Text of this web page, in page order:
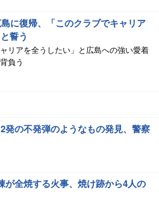
に復帰、「このクラブでキャリア
誓う
リアを全うしたい」と広島への強い愛着
負う
発の不発弾のようなもの発見、警察
が全焼する火事、焼け跡から4人の